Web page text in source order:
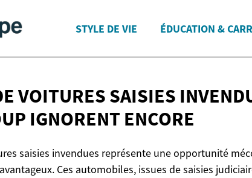
STYLE DE VIE ÉDUCATION &
VOITURES SAISIES
IGNORENT ENCORE
saisies invendues représente une opportunité
Ces automobiles, issues de saisies